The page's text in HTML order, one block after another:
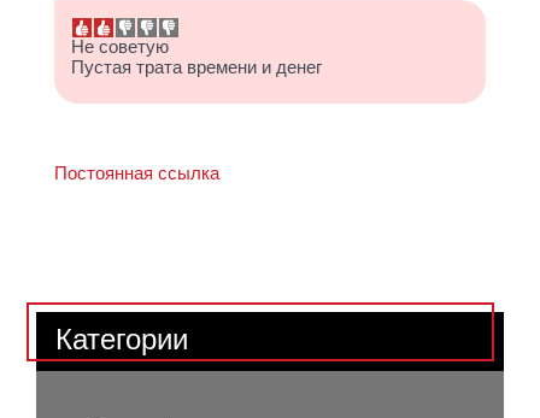
Не советую
Пустая трата времени и денег
Постоянная ссылка
Категории